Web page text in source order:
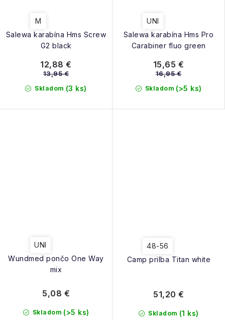
Salewa karabína Hms Screw
G2 black
M
Skladom (3 ks)
12,88 €
13,95 €
Salewa karabína Hms Pro
Carabiner fluo green
UNI
Skladom (>5 ks)
15,65 €
16,95 €
Wundmed pončo One Way
mix
UNI
Skladom (>5 ks)
5,08 €
Camp prilba Titan white
48-56
Skladom (1 ks)
51,20 €